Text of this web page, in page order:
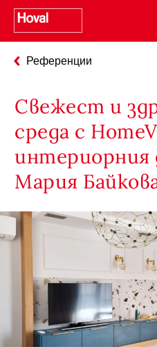
Референции
Свежест и
среда с
интериорния
Мария